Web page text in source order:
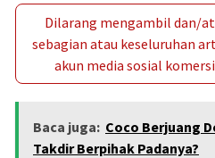
Dilarang mengambil dan/
sebagian atau keseluruhan
akun media sosial
Baca juga: Coco Berjuang
Takdir Berpihak Padanya?